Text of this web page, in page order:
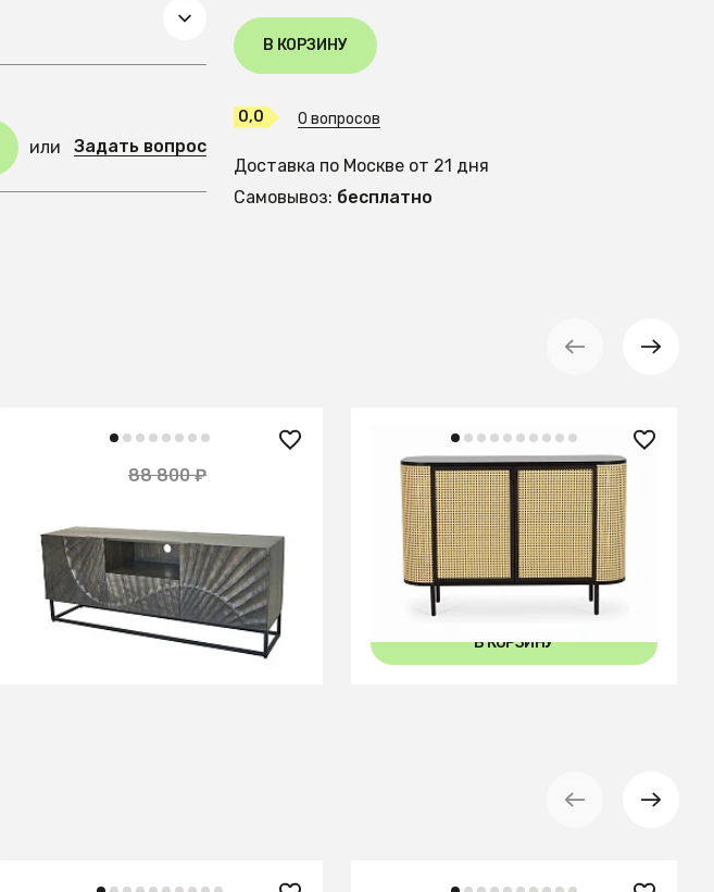
или Задать вопрос
В КОРЗИНУ
0,0 0 вопросов
Доставка по Москве от 21 дня
Самовывоз: бесплатно
88 800 ₽
Платина
В КОРЗИНУ
76 200 ₽
Сервант Male
В КОРЗИНУ